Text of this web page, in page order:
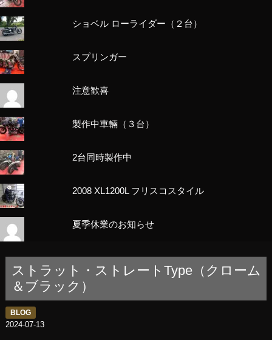
ショベル ローライダー（２台）
スプリンガー
注意歓喜
製作中車輛（３台）
2台同時製作中
2008 XL1200L フリスコスタイル
夏季休業のお知らせ
ストラット・ストレートType（クローム
＆ブラック）
BLOG
2024-07-13